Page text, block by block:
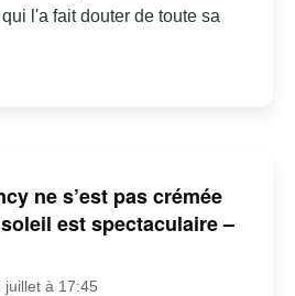
l'a fait douter de toute sa
ne s’est pas crémée
est spectaculaire –
juillet à 17:45